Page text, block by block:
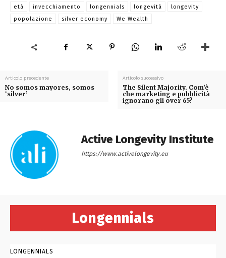
età
invecchiamento longennials longevità
longevity
popolazione
silver economy We Wealth
Articolo precedente
No somos mayores, somos
‘silver’
Articolo successivo
The Silent Majority. Com’è
che marketing e pubblicità
ignorano gli over 65?
Active Longevity Institute
https://www.activelongevity.eu
Longennials
LONGENNIALS